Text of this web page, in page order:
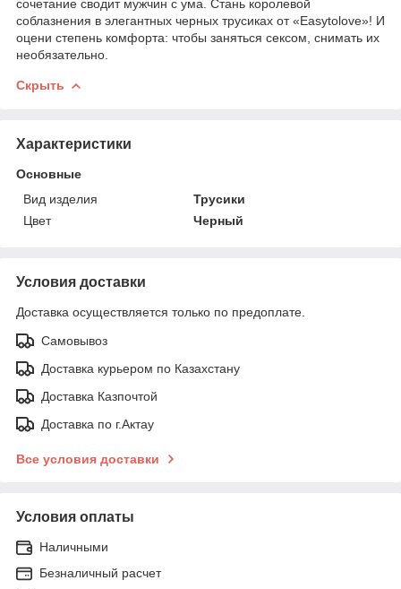
сочетание сводит мужчин с ума. Стань королевой
соблазнения в элегантных черных трусиках от «Easytolove»! И
оцени степень комфорта: чтобы заняться сексом, снимать их
необязательно.
Скрыть
Характеристики
Основные
Вид изделия
Трусики
Цвет
Черный
Условия доставки
Доставка осуществляется только по предоплате.
Самовывоз
Доставка курьером по Казахстану
Доставка Казпочтой
Доставка по г.Актау
Все условия доставки
Условия оплаты
Наличными
Безналичный расчет